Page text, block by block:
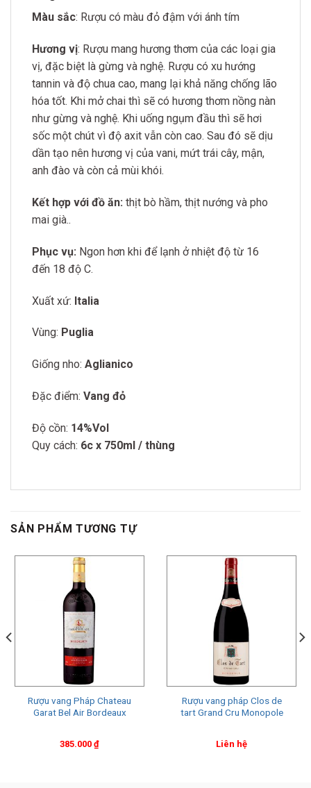
Màu sắc: Rượu có màu đỏ đậm với ánh tím
Hương vị: Rượu mang hương thơm của các loại gia
vị, đặc biệt là gừng và nghệ. Rượu có xu hướng
tannin và độ chua cao, mang lại khả năng chống lão
hóa tốt. Khi mở chai thì sẽ có hương thơm nồng nàn
như gừng và nghệ. Khi uống ngụm đầu thì sẽ hơi
sốc một chút vì độ axit vẫn còn cao. Sau đó sẽ dịu
dần tạo nên hương vị của vani, mứt trái cây, mận,
anh đào và còn cả mùi khói.
Kết hợp với đồ ăn: thịt bò hầm, thịt nướng và pho
mai già..
Phục vụ: Ngon hơn khi để lạnh ở nhiệt độ từ 16
đến 18 độ C.
Xuất xứ: Italia
Vùng: Puglia
Giống nho: Aglianico
Đặc điểm: Vang đỏ
Độ cồn: 14%Vol
Quy cách: 6c x 750ml / thùng
SẢN PHẨM TƯƠNG TỰ
Rượu vang Pháp Chateau
Garat Bel Air Bordeaux
385.000 ₫
Rượu vang pháp Clos de
tart Grand Cru Monopole
Liên hệ